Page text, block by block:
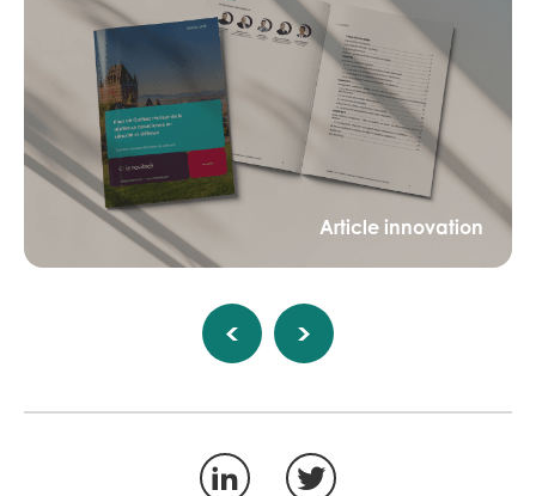
Article innovation
LinkedInTwitter